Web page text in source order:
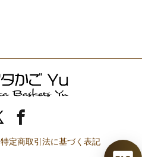
特定商取引法に基づく表記